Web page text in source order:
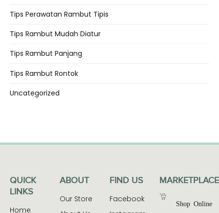
Tips Perawatan Rambut Tipis
Tips Rambut Mudah Diatur
Tips Rambut Panjang
Tips Rambut Rontok
Uncategorized
QUICK
LINKS
Home
ABOUT
Our Store
FIND US
Facebook
MARKETPLACE
Shop Online